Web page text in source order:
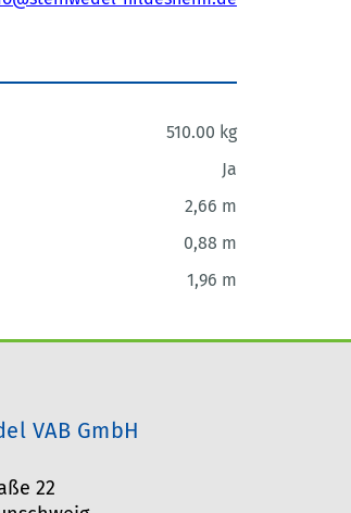
510.00 kg
Ja
2,66 m
0,88 m
1,96 m
VAB GmbH
22